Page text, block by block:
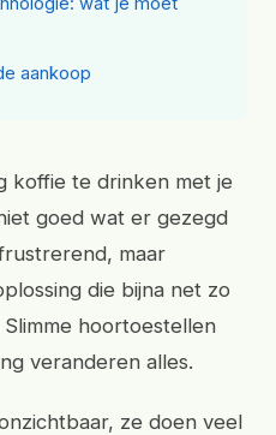
aankoop
koffie te drinken met je
goed wat er gezegd
maar
die bijna net zo
hoortoestellen
veranderen alles.
ze doen veel